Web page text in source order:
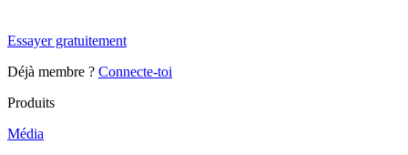
Essayer gratuitement
Déjà membre ? Connecte-toi
Produits
Média